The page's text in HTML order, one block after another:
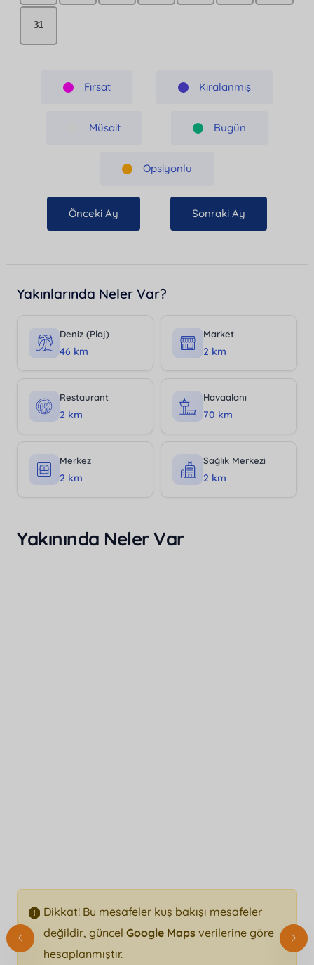
31
Fırsat Kiralanmış
Müsait Bugün
Opsiyonlu
Önceki Ay Sonraki Ay
Yakınlarında Neler Var?
Deniz (Plaj)
46 km
Market
2 km
Restaurant
2 km
Havaalanı
70 km
Merkez
2 km
Sağlık Merkezi
2 km
Yakınında Neler Var
Dikkat! Bu mesafeler kuş bakışı mesafeler
değildir, güncel Google Maps verilerine göre
hesaplanmıştır.